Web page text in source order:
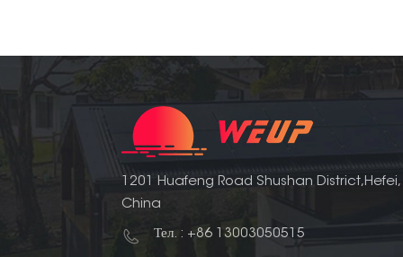
1201 Huafeng Road Shushan District,Hefei,
China
Тел. : +86 13003050515